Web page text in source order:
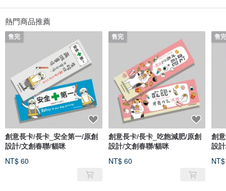
熱門商品推薦
售完
創意長卡/長卡_安全第一/原創
設計/文創春聯/貓咪
NT$ 60
售完
創意長卡/長卡_吃飽減肥/原創
設計/文創春聯/貓咪
NT$ 60
售
創
設